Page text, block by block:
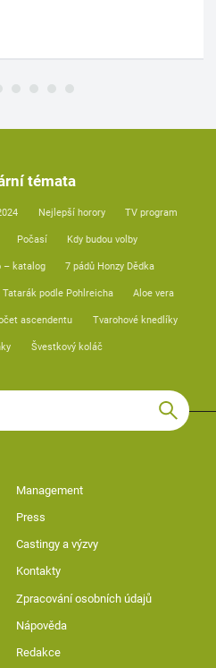
témata
Nejlepší horory TV program
Počasí Kdy budou volby
– katalog 7 pádů Honzy Dědka
Tatarák podle Pohlreicha Aloe vera
ascendentu Tvarohové knedlíky
Švestkový koláč
Management
Press
Castingy a výzvy
Kontakty
Zpracování osobních údajů
Nápověda
Redakce